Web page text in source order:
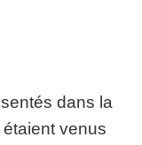
dans la
venus